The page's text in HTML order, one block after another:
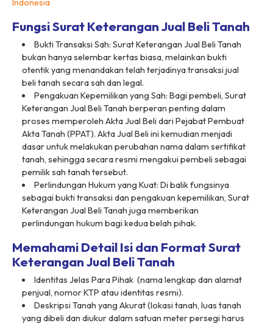
Indonesia
Fungsi Surat Keterangan Jual Beli Tanah
Bukti Transaksi Sah: Surat Keterangan Jual Beli Tanah
bukan hanya selembar kertas biasa, melainkan bukti
otentik yang menandakan telah terjadinya transaksi jual
beli tanah secara sah dan legal.
Pengakuan Kepemilikan yang Sah: Bagi pembeli, Surat
Keterangan Jual Beli Tanah berperan penting dalam
proses memperoleh Akta Jual Beli dari Pejabat Pembuat
Akta Tanah (PPAT). Akta Jual Beli ini kemudian menjadi
dasar untuk melakukan perubahan nama dalam sertifikat
tanah, sehingga secara resmi mengakui pembeli sebagai
pemilik sah tanah tersebut.
Perlindungan Hukum yang Kuat: Di balik fungsinya
sebagai bukti transaksi dan pengakuan kepemilikan, Surat
Keterangan Jual Beli Tanah juga memberikan
perlindungan hukum bagi kedua belah pihak.
Memahami Detail Isi dan Format Surat
Keterangan Jual Beli Tanah
Identitas Jelas Para Pihak (nama lengkap dan alamat
penjual, nomor KTP atau identitas resmi).
Deskripsi Tanah yang Akurat (lokasi tanah, luas tanah
yang dibeli dan diukur dalam satuan meter persegi harus